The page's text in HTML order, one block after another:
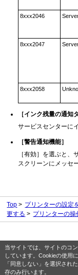
当サイトでは、サイトのコ
しています。Cookieの使用
「同意しない」を選択され
存のみ行います。
8xxx2046
8xxx2047
8xxx2058
［インク残量の通知
サービスセンターに
［警告通知機能］
［有効］を選ぶと
スクリーンにメッセ
Top プリンターの設定
更する
プリンターの操